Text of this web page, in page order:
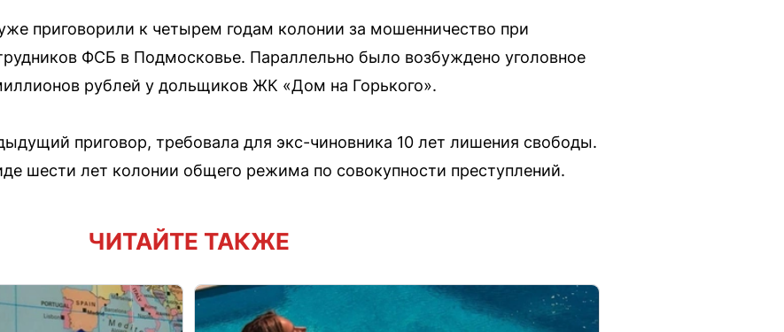
приговорили к четырем годам колонии за мошенничество при
ФСБ в Подмосковье. Параллельно было возбуждено уголовное
рублей у дольщиков ЖК «Дом на Горького».
приговор, требовала для экс-чиновника 10 лет лишения свободы.
шести лет колонии общего режима по совокупности преступлений.
ЧИТАЙТЕ ТАКЖЕ